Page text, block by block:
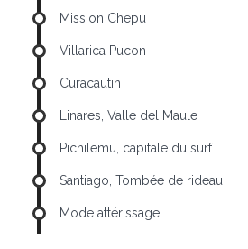
Mission Chepu
Villarica Pucon
Curacautin
Linares, Valle del Maule
Pichilemu, capitale du surf
Santiago, Tombée de rideau
Mode attérissage